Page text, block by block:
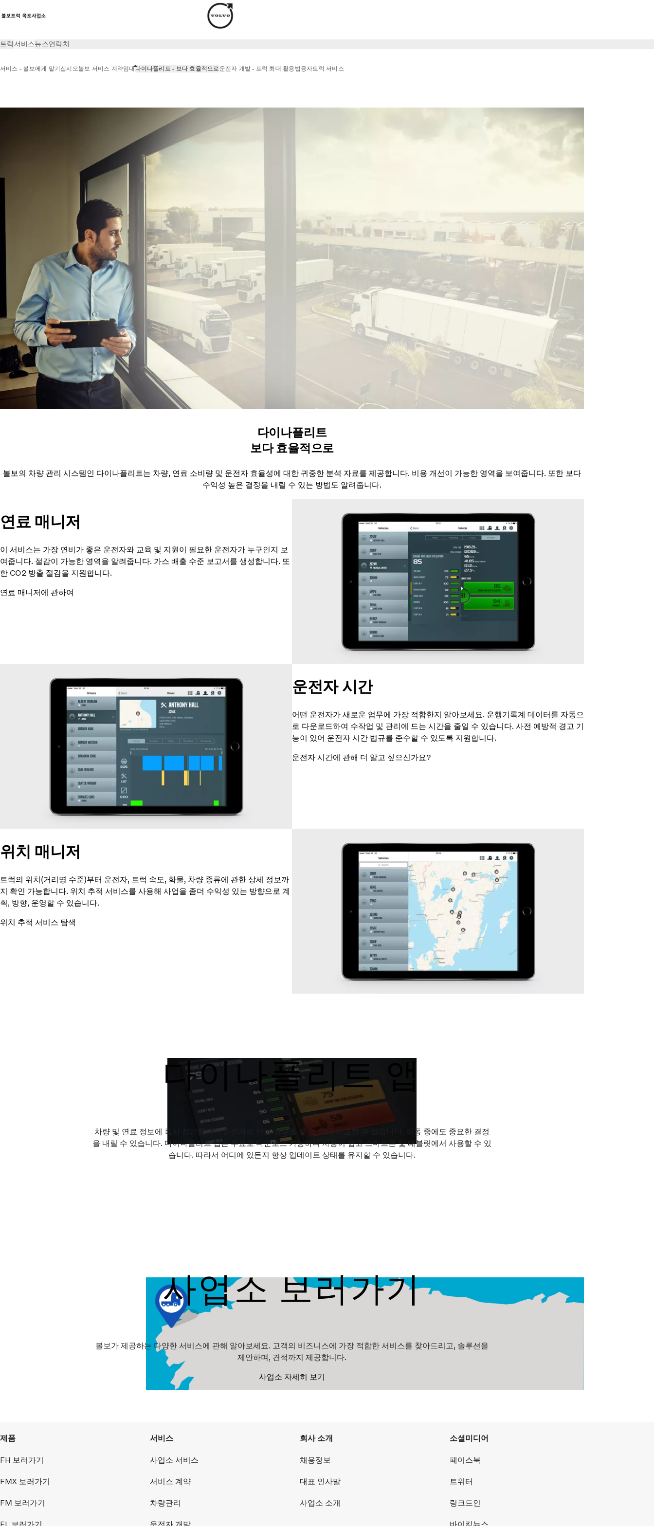
트럭서비스뉴스연락처
서비스 - 볼보에게 맡기십시오볼보 서비스 계약임대다이나플리트 - 보다 효율적으로 운전자 개발 - 트럭 최대 활용법 융자트럭 서비스
다이나플리트
보다 효율적으로
볼보의 차량 관리 시스템인 다이나플리트는 차량, 연료 소비량 및 운전자 효율성에 대한 귀중한 분석 자료를 제공합니다. 비용 개선이 가능한 영역을 보여줍니다. 또한 보다
수익성 높은 결정을 내릴 수 있는 방법도 알려줍니다.
연료 매니저
이 서비스는 가장 연비가 좋은 운전자와 교육 및 지원이 필요한 운전자가 누구인지 보
여줍니다. 절감이 가능한 영역을 알려줍니다. 가스 배출 수준 보고서를 생성합니다. 또
한 CO2 방출 절감을 지원합니다.
연료 매니저에 관하여
운전자 시간
어떤 운전자가 새로운 업무에 가장 적합한지 알아보세요. 운행기록계 데이터를 자동으
로 다운로드하여 수작업 및 관리에 드는 시간을 줄일 수 있습니다. 사전 예방적 경고 기
능이 있어 운전자 시간 법규를 준수할 수 있도록 지원합니다.
운전자 시간에 관해 더 알고 싶으신가요?
위치 매니저
트럭의 위치(거리명 수준)부터 운전자, 트럭 속도, 화물, 차량 종류에 관한 상세 정보까
지 확인 가능합니다. 위치 추적 서비스를 사용해 사업을 좀더 수익성 있는 방향으로 계
획, 방향, 운영할 수 있습니다.
위치 추적 서비스 탐색
다이나플리트 앱
차량 및 연료 정보에 즉시 접근합니다 운전자의 연료 점수를 몇 초 만에 비교할 수 있습니다. 이동 중에도 중요한 결정
을 내릴 수 있습니다. 다이나플리트 앱은 무료로 다운로드 가능하며 사용이 쉽고 스마트폰 및 태블릿에서 사용할 수 있
습니다. 따라서 어디에 있든지 항상 업데이트 상태를 유지할 수 있습니다.
사업소 보러가기
볼보가 제공하는 다양한 서비스에 관해 알아보세요. 고객의 비즈니스에 가장 적합한 서비스를 찾아드리고, 솔루션을
제안하며, 견적까지 제공합니다.
사업소 자세히 보기
제품
FH 보러가기
FMX 보러가기
FM 보러가기
서비스
사업소 서비스
서비스 계약
차량관리
회사 소개
채용정보
대표 인사말
사업소 소개
소셜미디어
페이스북
트위터
링크드인